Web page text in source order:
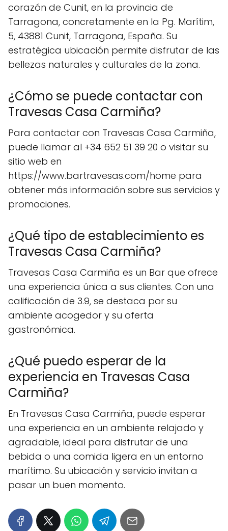
corazón de Cunit, en la provincia de
Tarragona, concretamente en la Pg. Marítim,
5, 43881 Cunit, Tarragona, España. Su
estratégica ubicación permite disfrutar de las
bellezas naturales y culturales de la zona.
¿Cómo se puede contactar con
Travesas Casa Carmiña?
Para contactar con Travesas Casa Carmiña,
puede llamar al +34 652 51 39 20 o visitar su
sitio web en
https://www.bartravesas.com/home para
obtener más información sobre sus servicios y
promociones.
¿Qué tipo de establecimiento es
Travesas Casa Carmiña?
Travesas Casa Carmiña es un Bar que ofrece
una experiencia única a sus clientes. Con una
calificación de 3.9, se destaca por su
ambiente acogedor y su oferta
gastronómica.
¿Qué puedo esperar de la
experiencia en Travesas Casa
Carmiña?
En Travesas Casa Carmiña, puede esperar
una experiencia en un ambiente relajado y
agradable, ideal para disfrutar de una
bebida o una comida ligera en un entorno
marítimo. Su ubicación y servicio invitan a
pasar un buen momento.